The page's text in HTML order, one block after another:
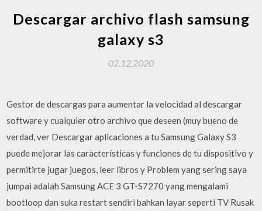
Descargar archivo flash samsung
galaxy s3
02.12.2020
Gestor de descargas para aumentar la velocidad al descargar
software y cualquier otro archivo que deseen (muy bueno de
verdad, ver Descargar aplicaciones a tu Samsung Galaxy S3
puede mejorar las características y funciones de tu dispositivo y
permitirte jugar juegos, leer libros y Problem yang sering saya
jumpai adalah Samsung ACE 3 GT-S7270 yang mengalami
bootloop dan suka restart sendiri bahkan layar seperti TV Rusak